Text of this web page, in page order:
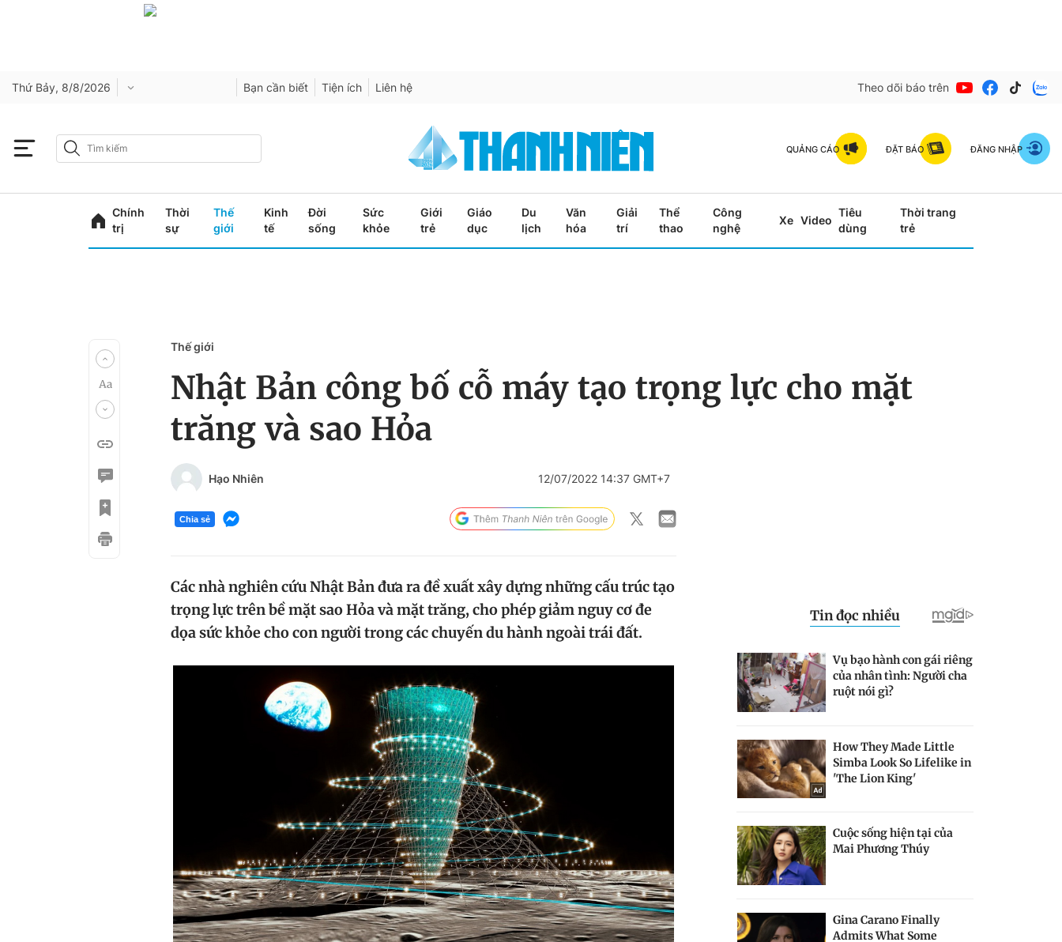
Thứ Bảy, 8/8/2026 Bạn cần biết Tiện ích Liên hệ Theo dõi báo trên
QUẢNG CÁO ĐẶT BÁO ĐĂNG NHẬP
Chính
trị
Thời
sự
Thế
giới
Kinh
tế
Đời
sống
Sức
khỏe
Giới
trẻ
Giáo
dục
Du
lịch
Văn
hóa
Giải
trí
Thể
thao
Công
nghệ
Xe Video
Tiêu
dùng
Thời trang
trẻ
Thế giới
Nhật Bản công bố cỗ máy tạo trọng lực cho mặt
trăng và sao Hỏa
Hạo Nhiên 12/07/2022 14:37 GMT+7
Chia sẻ
Các nhà nghiên cứu Nhật Bản đưa ra đề xuất xây dựng những cấu trúc tạo
trọng lực trên bề mặt sao Hỏa và mặt trăng, cho phép giảm nguy cơ đe
dọa sức khỏe cho con người trong các chuyến du hành ngoài trái đất.